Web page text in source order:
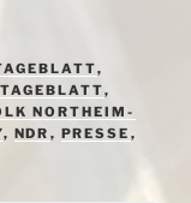
,
,
NORTHEIM-
, NDR , PRESSE ,